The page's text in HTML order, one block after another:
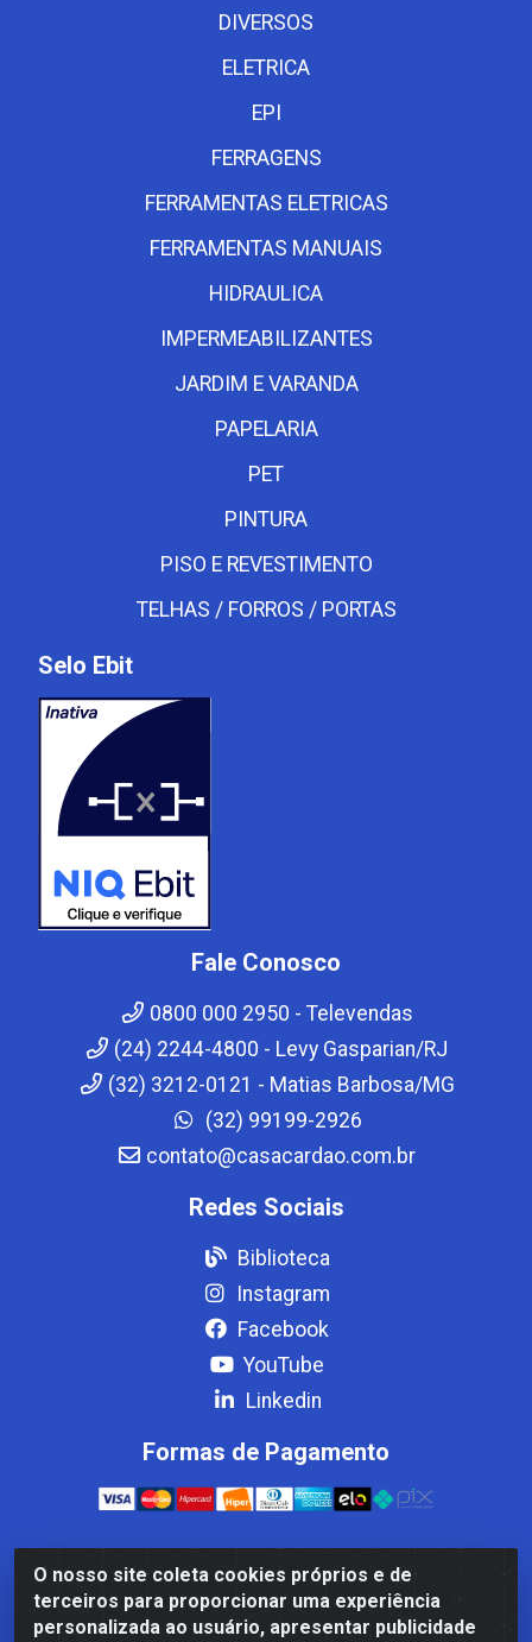
O nosso site coleta cookies próprios e de
terceiros para proporcionar uma experiência
personalizada ao usuário, apresentar publicidade
DIVERSOS
ELETRICA
EPI
FERRAGENS
FERRAMENTAS ELETRICAS
FERRAMENTAS MANUAIS
HIDRAULICA
IMPERMEABILIZANTES
JARDIM E VARANDA
PAPELARIA
PET
PINTURA
PISO E REVESTIMENTO
TELHAS / FORROS / PORTAS
Selo Ebit
Fale Conosco
0800 000 2950 - Televendas
(24) 2244-4800 - Levy Gasparian/RJ
(32) 3212-0121 - Matias Barbosa/MG
(32) 99199-2926
contato@casacardao.com.br
Redes Sociais
Biblioteca
Instagram
Facebook
YouTube
Linkedin
Formas de Pagamento
Casa Cardão LTDA - Av. Amaral Peixoto, 910 - Afonso
ArinosCom, Levy Gasparian/RJ - CEP 25.875-000 - CNPJ